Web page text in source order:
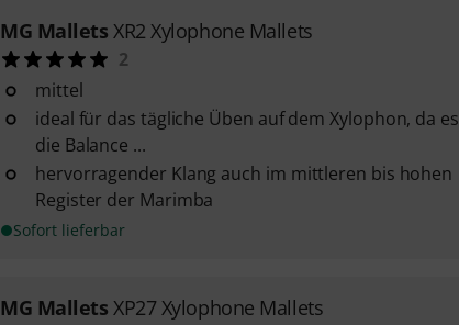
MG Mallets XR2 Xylophone Mallets
2
mittel
ideal für das tägliche Üben auf dem Xylophon, da es
die Balance ...
hervorragender Klang auch im mittleren bis hohen
Register der Marimba
Sofort lieferbar
MG Mallets XP27 Xylophone Mallets